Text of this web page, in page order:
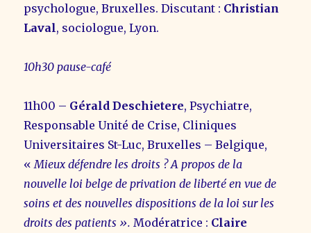
psychologue, Bruxelles. Discutant : Christian
Laval, sociologue, Lyon.
10h30 pause-café
11h00 – Gérald Deschietere, Psychiatre,
Responsable Unité de Crise, Cliniques
Universitaires St-Luc, Bruxelles – Belgique,
« Mieux défendre les droits ? A propos de la
nouvelle loi belge de privation de liberté en vue de
soins et des nouvelles dispositions de la loi sur les
droits des patients ». Modératrice : Claire